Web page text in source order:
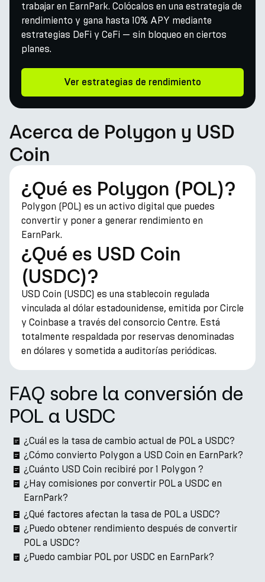
trabajar en EarnPark. Colócalos en una estrategia de
rendimiento y gana hasta 10% APY mediante
estrategias DeFi y CeFi — sin bloqueo en ciertos
planes.
Ver estrategias de rendimiento
Acerca de Polygon y USD
Coin
¿Qué es Polygon (POL)?
Polygon (POL) es un activo digital que puedes
convertir y poner a generar rendimiento en
EarnPark.
¿Qué es USD Coin
(USDC)?
USD Coin (USDC) es una stablecoin regulada
vinculada al dólar estadounidense, emitida por Circle
y Coinbase a través del consorcio Centre. Está
totalmente respaldada por reservas denominadas
en dólares y sometida a auditorías periódicas.
FAQ sobre la conversión de
POL a USDC
¿Cuál es la tasa de cambio actual de POL a USDC?
¿Cómo convierto Polygon a USD Coin en EarnPark?
¿Cuánto USD Coin recibiré por 1 Polygon ?
¿Hay comisiones por convertir POL a USDC en
EarnPark?
¿Qué factores afectan la tasa de POL a USDC?
¿Puedo obtener rendimiento después de convertir
POL a USDC?
¿Puedo cambiar POL por USDC en EarnPark?